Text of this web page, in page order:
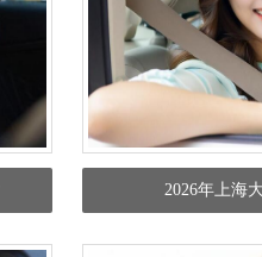
2026年上海